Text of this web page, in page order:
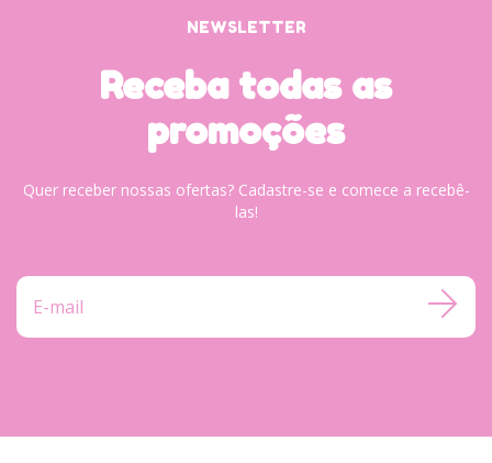
NEWSLETTER
Receba todas as
promoções
Quer receber nossas ofertas? Cadastre-se e comece a recebê-
las!